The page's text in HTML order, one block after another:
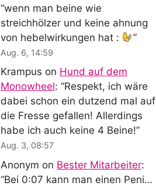
“wenn man beine wie
streichhölzer und keine ahnung
von hebelwirkungen hat :
”
Aug. 6, 14:59
Krampus on Hund auf dem
Monowheel: “Respekt, ich wäre
dabei schon ein dutzend mal auf
die Fresse gefallen! Allerdings
habe ich auch keine 4 Beine!”
Aug. 3, 08:57
Anonym on Bester Mitarbeiter:
“Bei 0:07 kann man einen Peni…